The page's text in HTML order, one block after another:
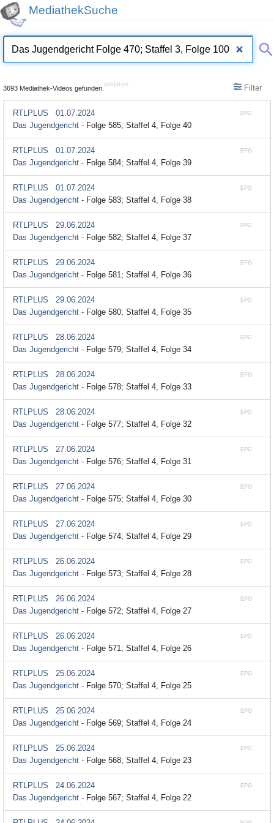
MediathekSuche
3693 Mediathek-Videos gefunden.
erklären Filter
EPG
RTLPLUS
01.07.2024
Das Jugendgericht - Folge 585; Staffel 4, Folge 40
EPG
RTLPLUS
01.07.2024
Das Jugendgericht - Folge 584; Staffel 4, Folge 39
EPG
RTLPLUS
01.07.2024
Das Jugendgericht - Folge 583; Staffel 4, Folge 38
EPG
RTLPLUS
29.06.2024
Das Jugendgericht - Folge 582; Staffel 4, Folge 37
EPG
RTLPLUS
29.06.2024
Das Jugendgericht - Folge 581; Staffel 4, Folge 36
EPG
RTLPLUS
29.06.2024
Das Jugendgericht - Folge 580; Staffel 4, Folge 35
EPG
RTLPLUS
28.06.2024
Das Jugendgericht - Folge 579; Staffel 4, Folge 34
EPG
RTLPLUS
28.06.2024
Das Jugendgericht - Folge 578; Staffel 4, Folge 33
EPG
RTLPLUS
28.06.2024
Das Jugendgericht - Folge 577; Staffel 4, Folge 32
EPG
RTLPLUS
27.06.2024
Das Jugendgericht - Folge 576; Staffel 4, Folge 31
EPG
RTLPLUS
27.06.2024
Das Jugendgericht - Folge 575; Staffel 4, Folge 30
EPG
RTLPLUS
27.06.2024
Das Jugendgericht - Folge 574; Staffel 4, Folge 29
EPG
RTLPLUS
26.06.2024
Das Jugendgericht - Folge 573; Staffel 4, Folge 28
EPG
RTLPLUS
26.06.2024
Das Jugendgericht - Folge 572; Staffel 4, Folge 27
EPG
RTLPLUS
26.06.2024
Das Jugendgericht - Folge 571; Staffel 4, Folge 26
EPG
RTLPLUS
25.06.2024
Das Jugendgericht - Folge 570; Staffel 4, Folge 25
EPG
RTLPLUS
25.06.2024
Das Jugendgericht - Folge 569; Staffel 4, Folge 24
EPG
RTLPLUS
25.06.2024
Das Jugendgericht - Folge 568; Staffel 4, Folge 23
EPG
RTLPLUS
24.06.2024
Das Jugendgericht - Folge 567; Staffel 4, Folge 22